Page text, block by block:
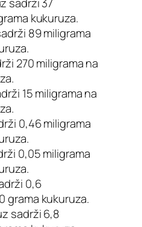
kukuruza.
89 miligrama
270 miligrama na
15 miligrama na
0,46 miligrama
0,05 miligrama
0,6
grama kukuruza.
sadrži 6,8